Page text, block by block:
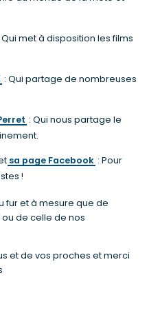
Qui met à disposition les films
: Qui partage de nombreuses
: Qui nous partage le
sa page Facebook : Pour
!
fur et à mesure que de
de celle de nos
et de vos proches et merci